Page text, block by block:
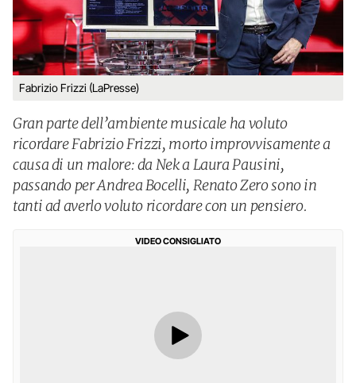
Fabrizio Frizzi (LaPresse)
Gran parte dell’ambiente musicale ha voluto
ricordare Fabrizio Frizzi, morto improvvisamente a
causa di un malore: da Nek a Laura Pausini,
passando per Andrea Bocelli, Renato Zero sono in
tanti ad averlo voluto ricordare con un pensiero.
VIDEO CONSIGLIATO